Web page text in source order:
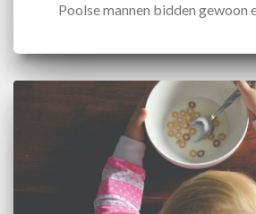
Poolse mannen bidden gewoon